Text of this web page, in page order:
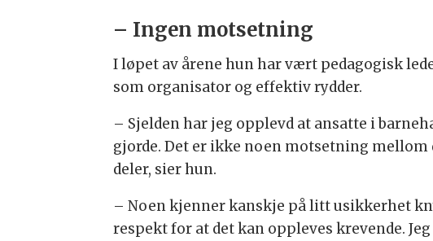
– Ingen motsetning
I løpet av årene hun har vært pedagogisk
som organisator og effektiv rydder.
– Sjelden har jeg opplevd at ansatte i
gjorde. Det er ikke noen motsetning
deler, sier hun.
– Noen kjenner kanskje på litt usikkerhet
respekt for at det kan oppleves krevende.